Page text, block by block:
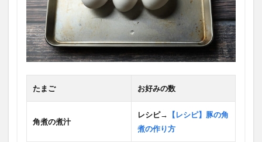
たまご お好みの数
角煮の煮汁
レシピ→
【レシピ】豚の角
煮の作り方